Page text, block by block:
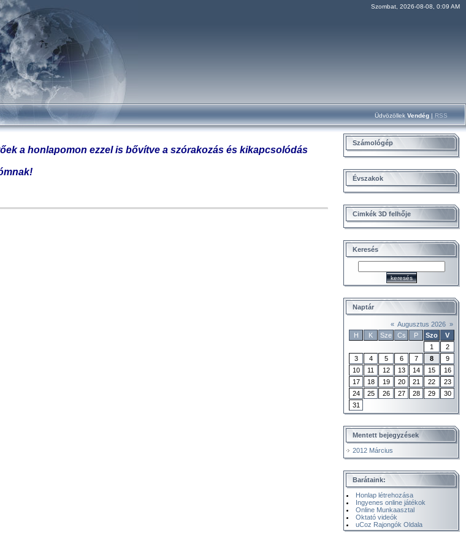
Szombat, 2026-08-08, 0:09 AM
Üdvözöllek Vendég | RSS
a honlapomon ezzel is bővítve a szórakozás és kikapcsolódás
Számológép
Évszakok
Cimkék 3D felhője
Keresés
Naptár
« Augusztus 2026 »
H
K Sze Cs P Szo
V
1
2
3
4 5 6 7 8
9
10
11 12 13 14 15
16
17
18 19 20 21 22
23
24
25 26 27 28 29
30
31
Mentett bejegyzések
2012 Március
Barátaink:
Honlap létrehozása
Ingyenes online játékok
Online Munkaasztal
Oktató videók
uCoz Rajongók Oldala